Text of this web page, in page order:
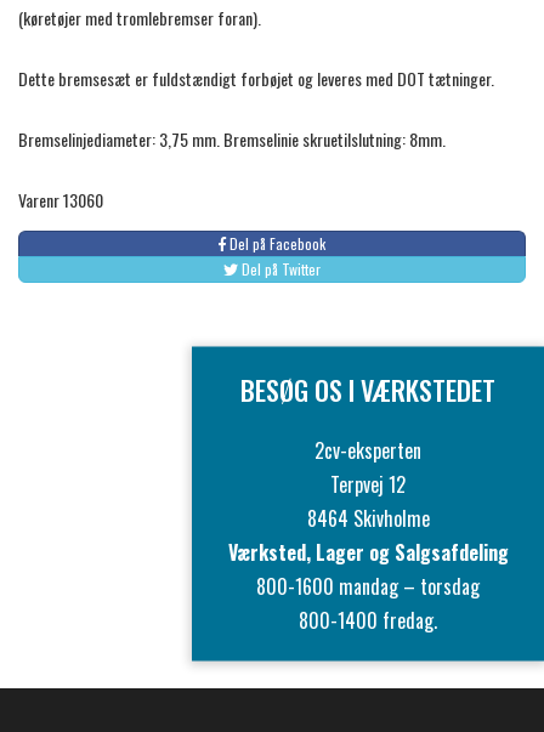
(køretøjer med tromlebremser foran).
Dette bremsesæt er fuldstændigt forbøjet og leveres med DOT tætninger.
Bremselinjediameter: 3,75 mm. Bremselinie skruetilslutning: 8mm.
Varenr 13060
Del på Facebook
Del på Twitter
BESØG OS I VÆRKSTEDET
2cv-eksperten
Terpvej 12
8464 Skivholme
Værksted, Lager og Salgsafdeling
800-1600 mandag – torsdag
800-1400 fredag.